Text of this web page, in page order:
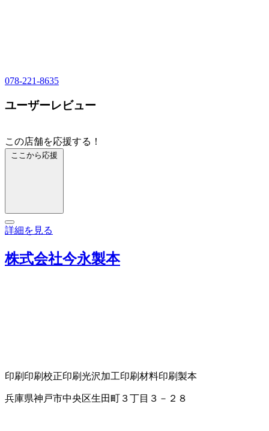
078-221-8635
ユーザーレビュー
この店舗を応援する！
ここから応援
詳細を見る
株式会社今永製本
印刷 印刷校正印刷光沢加工印刷材料印刷製本
兵庫県神戸市中央区生田町３丁目３－２８